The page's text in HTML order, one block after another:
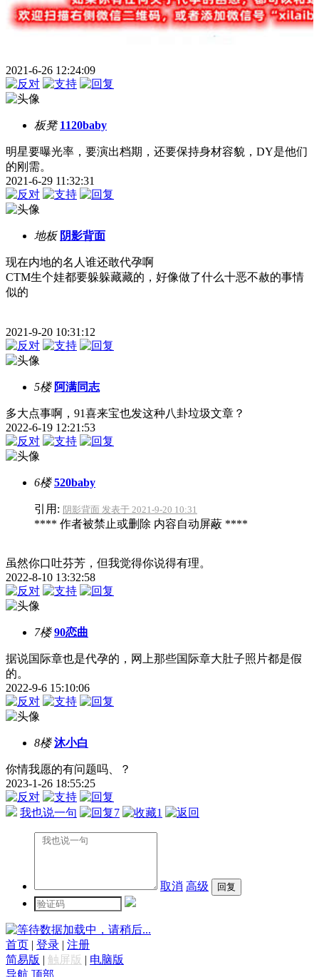
2021-6-26 12:24:09
板凳 1120baby
明星要曝光率，要演出档期，还要保持身材容貌，DY是他们
的刚需。
2021-6-29 11:32:31
地板 阴影背面
现在内地的名人谁还敢代孕啊
CTM生个娃都要躲躲藏藏的，好像做了什么十恶不赦的事情
似的
2021-9-20 10:31:12
5楼 阿满同志
多大点事啊，91喜来宝也发这种八卦垃圾文章？
2022-6-19 12:21:53
6楼 520baby
引用: 阴影背面 发表于 2021-9-20 10:31
**** 作者被禁止或删除 内容自动屏蔽 ****
虽然你口吐芬芳，但我觉得你说得有理。
2022-8-10 13:32:58
7楼 90恋曲
据说国际章也是代孕的，网上那些国际章大肚子照片都是假
的。
2022-9-6 15:10:06
8楼 沐小白
你情我愿的有问题吗、？
2023-1-26 18:55:25
我也说一句 7 1
取消 高级
数据加载中，请稍后...
首页 | 登录 | 注册
简易版 | 触屏版 | 电脑版
导航 顶部